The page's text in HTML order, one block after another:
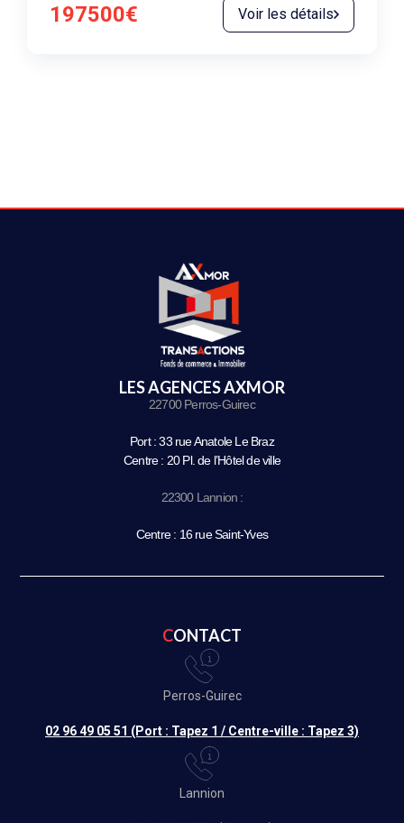
197500€ Voir les détails
LES AGENCES AXMOR
22700 Perros-Guirec
Port : 33 rue Anatole Le Braz
Centre : 20 Pl. de l’Hôtel de ville
22300 Lannion :
Centre : 16 rue Saint-Yves
CONTACT
Perros-Guirec
02 96 49 05 51 (Port : Tapez 1 / Centre-ville : Tapez 3)
Lannion